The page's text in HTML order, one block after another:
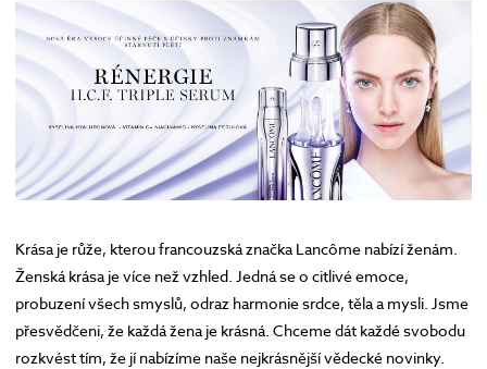
Krása je růže, kterou francouzská značka Lancôme nabízí ženám.
Ženská krása je více než vzhled. Jedná se o citlivé emoce,
probuzení všech smyslů, odraz harmonie srdce, těla a mysli. Jsme
přesvědčeni, že každá žena je krásná. Chceme dát každé svobodu
rozkvést tím, že jí nabízíme naše nejkrásnější vědecké novinky.